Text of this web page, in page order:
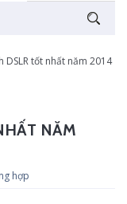
DSLR tốt nhất năm 2014
NĂM
hợp